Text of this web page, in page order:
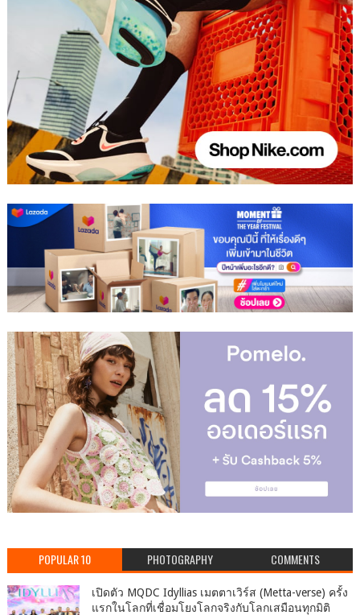
POPULAR 10 PHOTOGRAPHY COMMENTS
เปิดตัว MQDC Idyllias เมตตาเวิร์ส (Metta-verse) ครั้ง
แรกในโลกที่เชื่อมโยงโลกจริงกับโลกเสมือนทุกมิติ